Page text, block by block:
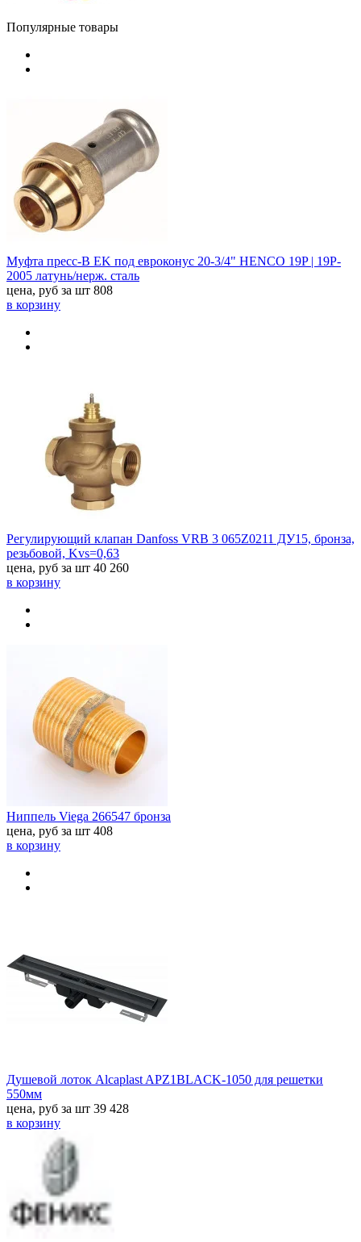
Популярные товары
Муфта пресс-В EK под евроконус 20-3/4" HENCO 19P | 19P-
2005 латунь/нерж. сталь
цена, руб за шт 808
в корзину
Регулирующий клапан Danfoss VRB 3 065Z0211 ДУ15, бронза,
резьбовой, Kvs=0,63
цена, руб за шт 40 260
в корзину
Ниппель Viega 266547 бронза
цена, руб за шт 408
в корзину
Душевой лоток Alcaplast APZ1BLACK-1050 для решетки
550мм
цена, руб за шт 39 428
в корзину